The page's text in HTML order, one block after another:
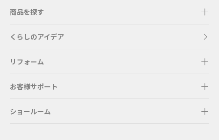
商品を探す
くらしのアイデア
リフォーム
お客様サポート
ショールーム